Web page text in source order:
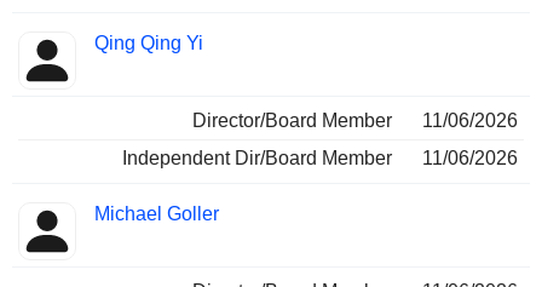
Qing Qing Yi
Director/Board Member
11/06/2026
Independent Dir/Board Member
11/06/2026
Michael Goller